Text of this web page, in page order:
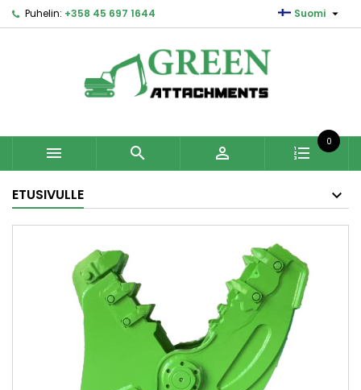
Puhelin: +358 45 697 1644 Suomi 
  
0
ETUSIVULLE